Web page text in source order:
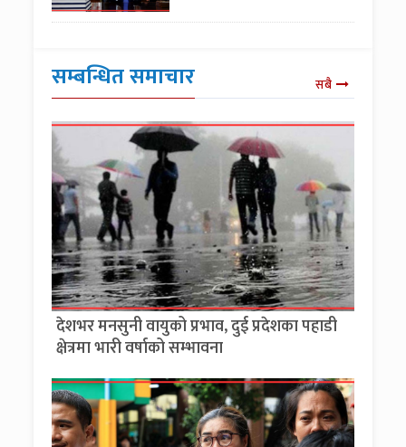
सम्बन्धित समाचार सबै
देशभर मनसुनी वायुको प्रभाव, दुई प्रदेशका पहाडी
क्षेत्रमा भारी वर्षाको सम्भावना